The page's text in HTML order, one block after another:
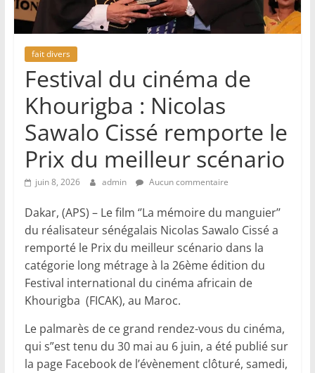
fait divers
Festival du cinéma de
Khourigba : Nicolas
Sawalo Cissé remporte le
Prix du meilleur scénario
juin 8, 2026 admin Aucun commentaire
Dakar, (APS) – Le film ‘’La mémoire du manguier’’
du réalisateur sénégalais Nicolas Sawalo Cissé a
remporté le Prix du meilleur scénario dans la
catégorie long métrage à la 26ème édition du
Festival international du cinéma africain de
Khourigba (FICAK), au Maroc.
Le palmarès de ce grand rendez-vous du cinéma,
qui s”est tenu du 30 mai au 6 juin, a été publié sur
la page Facebook de l’évènement clôturé, samedi,